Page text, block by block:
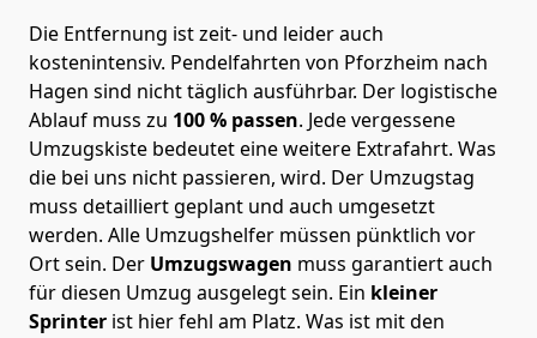
Die Entfernung ist zeit- und leider auch
kostenintensiv. Pendelfahrten von Pforzheim nach
Hagen sind nicht täglich ausführbar. Der logistische
Ablauf muss zu 100 % passen. Jede vergessene
Umzugskiste bedeutet eine weitere Extrafahrt. Was
die bei uns nicht passieren, wird. Der Umzugstag
muss detailliert geplant und auch umgesetzt
werden. Alle Umzugshelfer müssen pünktlich vor
Ort sein. Der Umzugswagen muss garantiert auch
für diesen Umzug ausgelegt sein. Ein kleiner
Sprinter ist hier fehl am Platz. Was ist mit den